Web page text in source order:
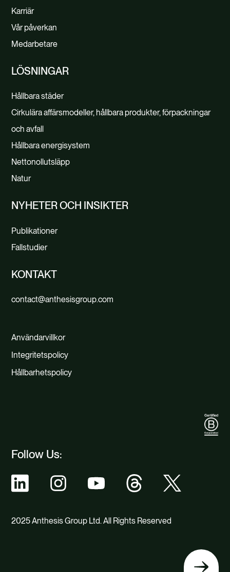
Follow Us:
2025 Anthesis Group Ltd. All Rights Reserved
Karriär
Vår påverkan
Medarbetare
LÖSNINGAR
Hållbara städer
Cirkulära affärsmodeller, hållbara produkter, förpackningar
och avfall
Hållbara energisystem
Nettonollutsläpp
Natur
NYHETER OCH INSIKTER
Publikationer
Fallstudier
KONTAKT
contact@anthesisgroup.com
Användarvillkor
Integritetspolicy
Hållbarhetspolicy
Tillbaka